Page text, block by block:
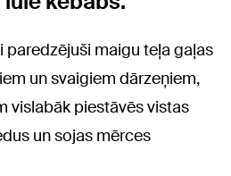
maigu teļa gaļas
un svaigiem dārzeņiem,
vislabāk piestāvēs vistas
un sojas mērces